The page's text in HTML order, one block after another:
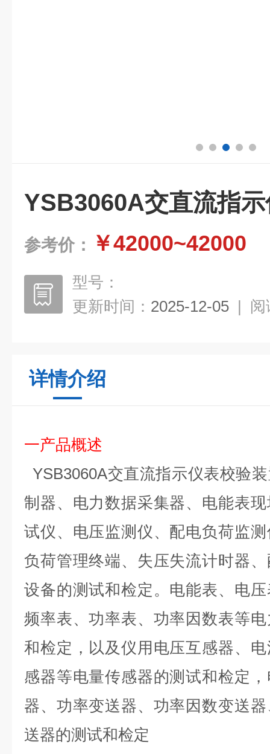
YSB3060A交直流指
参考价： ￥42000~42000
型号：
更新时间： 2025-12-05 | 阅
详情介绍
一产品概述
YSB3060A交直流指示仪表校验
制器、电力数据采集器、电能表
试仪、电压监测仪、配电负荷监
负荷管理终端、失压失流计时器
设备的测试和检定。电能表、电
频率表、功率表、功率因数表等
和检定，以及仪用电压互感器、
感器等电量传感器的测试和检定
器、功率变送器、功率因数变送
送器的测试和检定